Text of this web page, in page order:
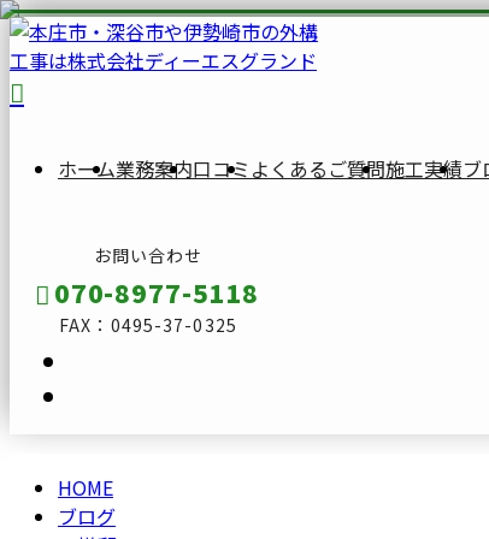
ホーム業務案内口コミ よくあるご質問施工実績ブ
お問い合わせ
070-8977-5118
FAX：0495-37-0325
メールフォーム
ブ
ロ
BLOG
HOME
ブログ